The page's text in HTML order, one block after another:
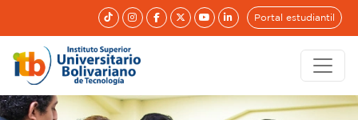
Portal estudiantil